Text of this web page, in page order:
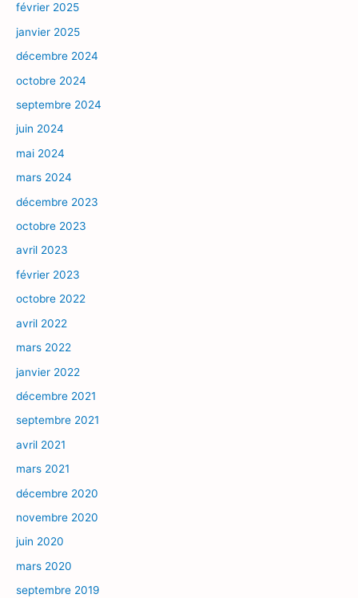
février 2025
janvier 2025
décembre 2024
octobre 2024
septembre 2024
juin 2024
mai 2024
mars 2024
décembre 2023
octobre 2023
avril 2023
février 2023
octobre 2022
avril 2022
mars 2022
janvier 2022
décembre 2021
septembre 2021
avril 2021
mars 2021
décembre 2020
novembre 2020
juin 2020
mars 2020
septembre 2019